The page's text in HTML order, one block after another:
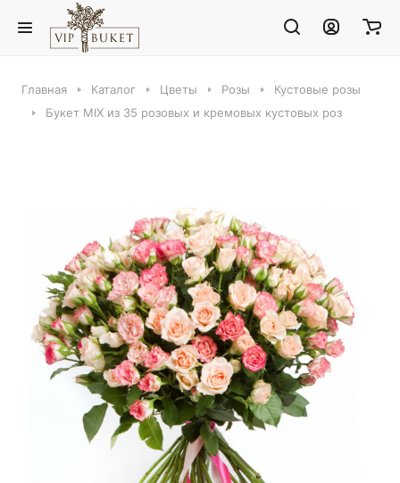
Главная Каталог Цветы Розы
Кустовые розы
Букет MIX из 35 розовых и кремовых кустовых роз